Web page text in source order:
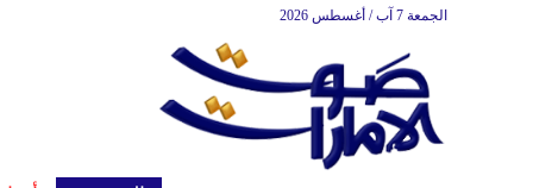
الجمعة 7 آب / أغسطس 2026